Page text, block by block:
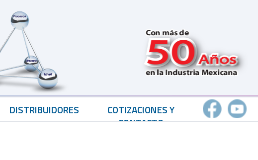
DISTRIBUIDORES
COTIZACIONES Y
CONTACTO